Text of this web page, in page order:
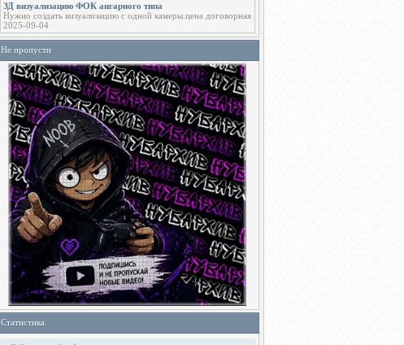
ЗД визуализацию ФОК ангарного типа
Нужно создать визуализацию с одной камеры.цена договорная
2025-09-04
Не пропусти
Статистика